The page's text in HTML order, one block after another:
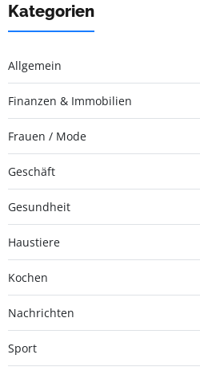
Kategorien
Allgemein
Finanzen & Immobilien
Frauen / Mode
Geschäft
Gesundheit
Haustiere
Kochen
Nachrichten
Sport